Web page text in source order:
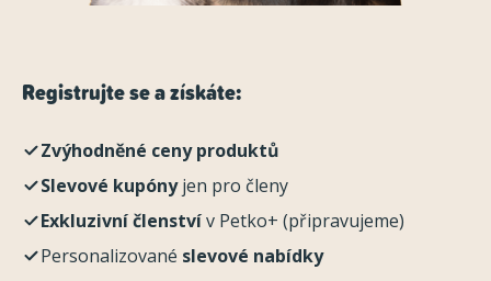
Registrujte se a získáte:
Zvýhodněné ceny produktů
Slevové kupónyjen pro členy
Exkluzivní členstvív Petko+ (připravujeme)
Personalizované slevové nabídky